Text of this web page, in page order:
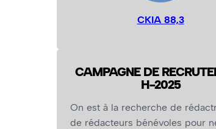
CKIA 88,3
CAMPAGNE DE
H-2025
On est à la recherche de
de rédacteurs bénévoles pour